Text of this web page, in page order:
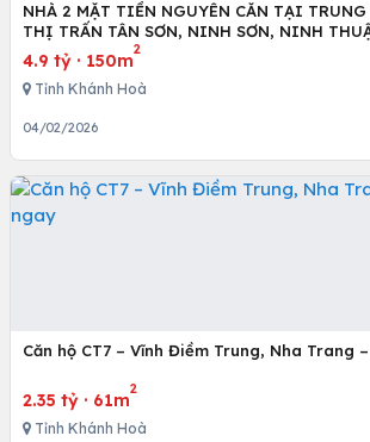
NHÀ 2 MẶT TIỀN NGUYÊN CĂN TẠI TRUNG
THỊ TRẤN TÂN SƠN, NINH SƠN, NINH
4.9 tỷ · 150m
2
Tỉnh Khánh Hoà
04/02/2026
Căn hộ CT7 – Vĩnh Điềm Trung, Nha Trang
2.35 tỷ · 61m
2
Tỉnh Khánh Hoà